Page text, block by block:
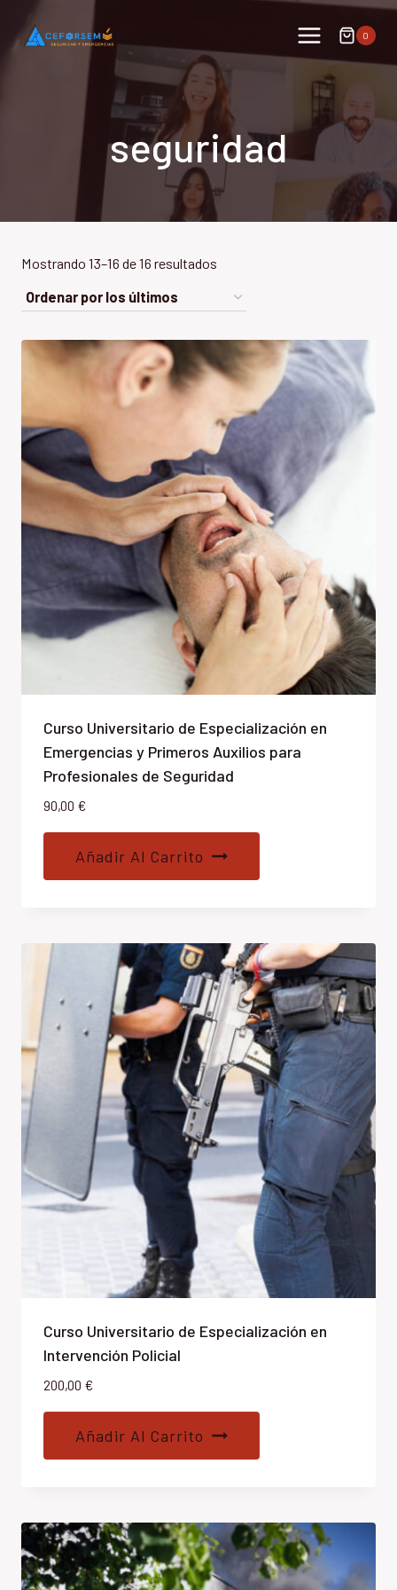
0
seguridad
Mostrando 13–16 de 16 resultados
los
últimos
Curso Universitario de Especialización en
Emergencias y Primeros Auxilios para
Profesionales de Seguridad
90,00 €
Añadir Al Carrito
Curso Universitario de Especialización en
Intervención Policial
200,00 €
Añadir Al Carrito